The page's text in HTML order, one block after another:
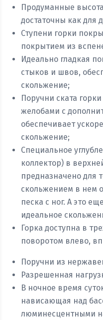
Продуманные
достаточны как для
Ступени горки
покрытием из
Идеально гладкая
стыков и швов,
скольжение;
Поручни ската
желобами с
обеспечивает
скольжение;
Специальное
коллектор) в
предназначено для
скольжением в нем
песка с ног. А это
идеальное
Горка доступна в
поворотом влево,
Поручни из
Разрешенная
В ночное время
нависающая над
люминесцентными